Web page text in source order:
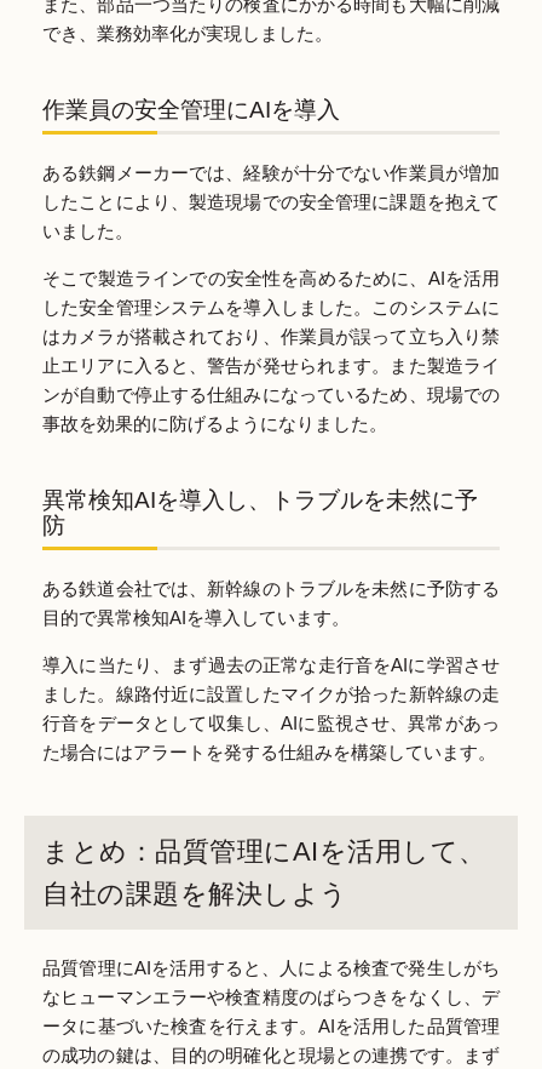
また、部品一つ当たりの検査にかかる時間も大幅に削減
でき、業務効率化が実現しました。
作業員の安全管理にAIを導入
ある鉄鋼メーカーでは、経験が十分でない作業員が増加
したことにより、製造現場での安全管理に課題を抱えて
いました。
そこで製造ラインでの安全性を高めるために、AIを活用
した安全管理システムを導入しました。このシステムに
はカメラが搭載されており、作業員が誤って立ち入り禁
止エリアに入ると、警告が発せられます。また製造ライ
ンが自動で停止する仕組みになっているため、現場での
事故を効果的に防げるようになりました。
異常検知AIを導入し、トラブルを未然に予
防
ある鉄道会社では、新幹線のトラブルを未然に予防する
目的で異常検知AIを導入しています。
導入に当たり、まず過去の正常な走行音をAIに学習させ
ました。線路付近に設置したマイクが拾った新幹線の走
行音をデータとして収集し、AIに監視させ、異常があっ
た場合にはアラートを発する仕組みを構築しています。
まとめ：品質管理にAIを活用して、
自社の課題を解決しよう
品質管理にAIを活用すると、人による検査で発生しがち
なヒューマンエラーや検査精度のばらつきをなくし、デ
ータに基づいた検査を行えます。AIを活用した品質管理
の成功の鍵は、目的の明確化と現場との連携です。まず